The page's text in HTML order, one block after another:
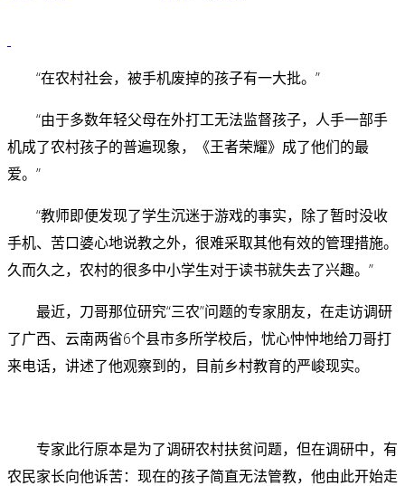
“在农村社会，被手机废掉的孩子有一大批。”
“由于多数年轻父母在外打工无法监督孩子，人手一部手
机成了农村孩子的普遍现象，《王者荣耀》成了他们的最
爱。”
“教师即便发现了学生沉迷于游戏的事实，除了暂时没收
手机、苦口婆心地说教之外，很难采取其他有效的管理措施。
久而久之，农村的很多中小学生对于读书就失去了兴趣。”
最近，刀哥那位研究“三农”问题的专家朋友，在走访调研
了广西、云南两省6个县市多所学校后，忧心忡忡地给刀哥打
来电话，讲述了他观察到的，目前乡村教育的严峻现实。
专家此行原本是为了调研农村扶贫问题，但在调研中，有
农民家长向他诉苦：现在的孩子简直无法管教，他由此开始走